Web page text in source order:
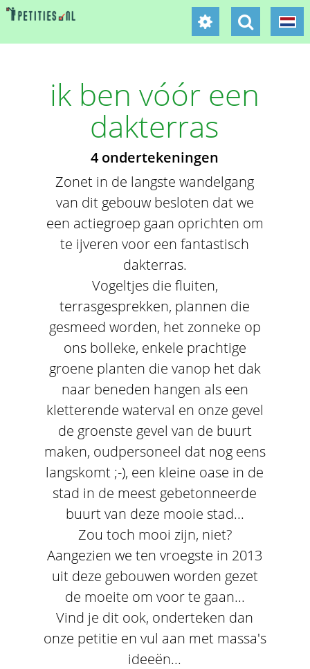
ik ben vóór een
dakterras
4 ondertekeningen
Zonet in de langste wandelgang
van dit gebouw besloten dat we
een actiegroep gaan oprichten om
te ijveren voor een fantastisch
dakterras.
Vogeltjes die fluiten,
terrasgesprekken, plannen die
gesmeed worden, het zonneke op
ons bolleke, enkele prachtige
groene planten die vanop het dak
naar beneden hangen als een
kletterende waterval en onze gevel
de groenste gevel van de buurt
maken, oudpersoneel dat nog eens
langskomt ;-), een kleine oase in de
stad in de meest gebetonneerde
buurt van deze mooie stad...
Zou toch mooi zijn, niet?
Aangezien we ten vroegste in 2013
uit deze gebouwen worden gezet
de moeite om voor te gaan...
Vind je dit ook, onderteken dan
onze petitie en vul aan met massa's
ideeën...